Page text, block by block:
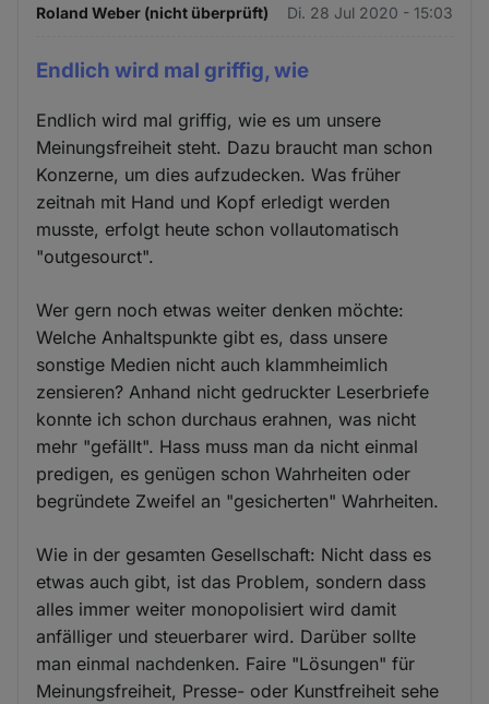
Roland Weber (nicht überprüft) Di. 28 Jul 2020 - 15:03
Endlich wird mal griffig, wie
Endlich wird mal griffig, wie es um unsere
Meinungsfreiheit steht. Dazu braucht man schon
Konzerne, um dies aufzudecken. Was früher
zeitnah mit Hand und Kopf erledigt werden
musste, erfolgt heute schon vollautomatisch
"outgesourct".
Wer gern noch etwas weiter denken möchte:
Welche Anhaltspunkte gibt es, dass unsere
sonstige Medien nicht auch klammheimlich
zensieren? Anhand nicht gedruckter Leserbriefe
konnte ich schon durchaus erahnen, was nicht
mehr "gefällt". Hass muss man da nicht einmal
predigen, es genügen schon Wahrheiten oder
begründete Zweifel an "gesicherten" Wahrheiten.
Wie in der gesamten Gesellschaft: Nicht dass es
etwas auch gibt, ist das Problem, sondern dass
alles immer weiter monopolisiert wird damit
anfälliger und steuerbarer wird. Darüber sollte
man einmal nachdenken. Faire "Lösungen" für
Meinungsfreiheit, Presse- oder Kunstfreiheit sehe